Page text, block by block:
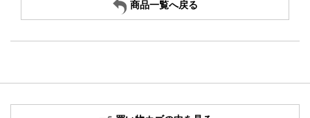
商品一覧へ戻る